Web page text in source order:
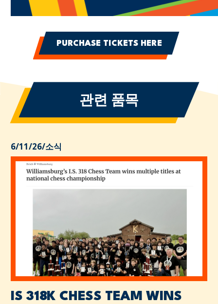
PURCHASE TICKETS HERE
관련 품목
6/11/26/소식
IS 318K CHESS TEAM WINS